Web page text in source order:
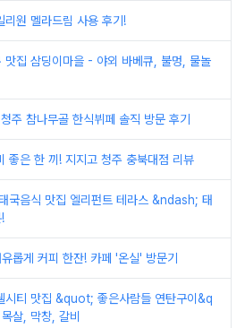
리원 멜라드림 사용 후기!
맛집 삼딩이마을 - 야외 바베큐, 불멍, 물놀
주 참나무골 한식뷔페 솔직 방문 후기
좋은 한 끼! 지지고 청주 충북대점 리뷰
국음식 맛집 엘리펀트 테라스 &ndash; 태
롭게 커피 한잔! 카페 '온실' 방문기
시티 맛집 &quot; 좋은사람들 연탄구이&q
살, 막창, 갈비